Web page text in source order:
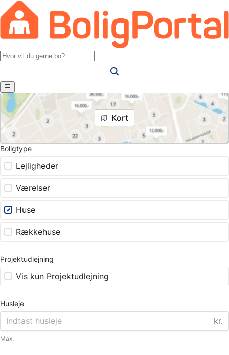
Kort
Boligtype
Lejligheder
Værelser
Huse
Rækkehuse
Projektudlejning
Vis kun Projektudlejning
Husleje
kr.
Max.